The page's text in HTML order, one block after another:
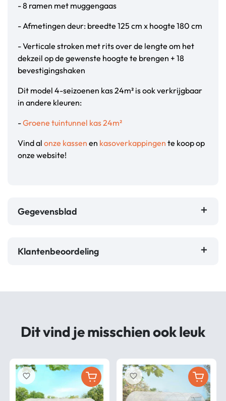
- 8 ramen met muggengaas
- Afmetingen deur: breedte 125 cm x hoogte 180 cm
- Verticale stroken met rits over de lengte om het
dekzeil op de gewenste hoogte te brengen + 18
bevestigingshaken
Dit model 4-seizoenen kas 24m² is ook verkrijgbaar
in andere kleuren:
-Groene tuintunnel kas 24m²
Vind al onze kassen en kasoverkappingen te koop op
onze website!
Gegevensblad
Klantenbeoordeling
Dit vind je misschien ook leuk
favorite_border favorite_border